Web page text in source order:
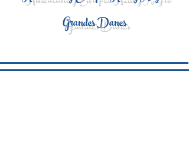
Grandes Danes